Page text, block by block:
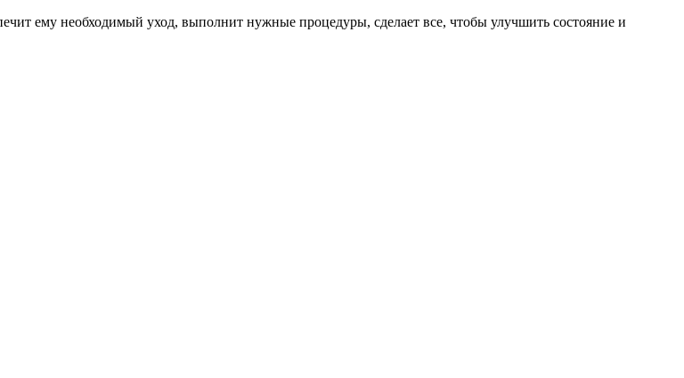
ему необходимый уход, выполнит нужные процедуры, сделает все, чтобы улучшить состояние и